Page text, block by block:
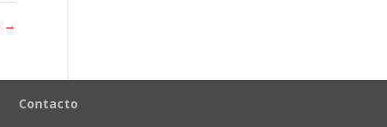
→
Contacto